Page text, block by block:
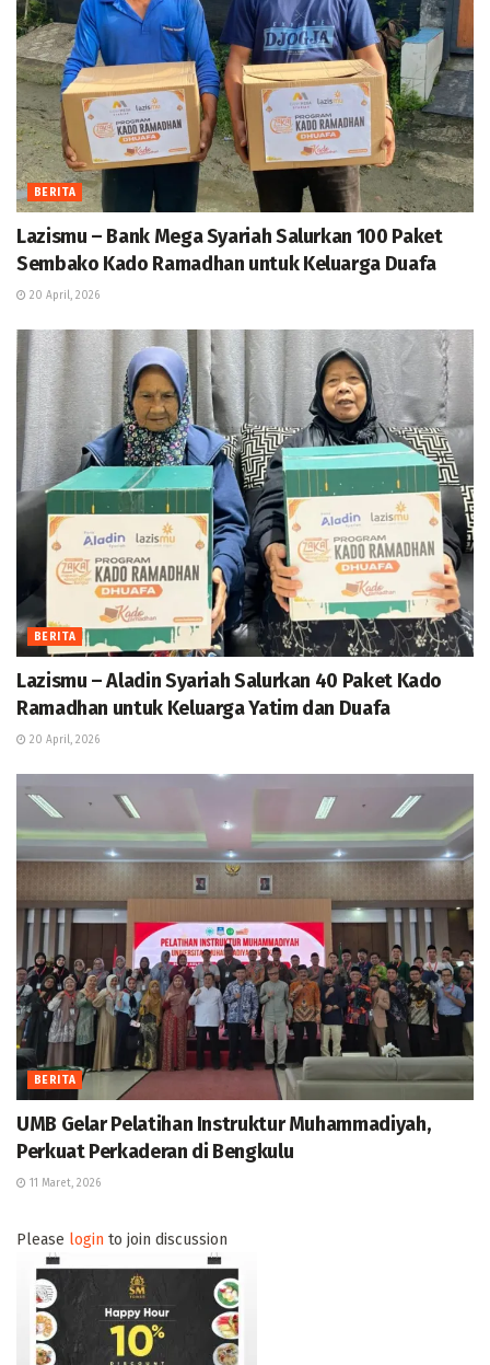
BERITA
Lazismu – Bank Mega Syariah Salurkan 100 Paket
Sembako Kado Ramadhan untuk Keluarga Duafa
20 April, 2026
BERITA
Lazismu – Aladin Syariah Salurkan 40 Paket Kado
Ramadhan untuk Keluarga Yatim dan Duafa
20 April, 2026
BERITA
UMB Gelar Pelatihan Instruktur Muhammadiyah,
Perkuat Perkaderan di Bengkulu
11 Maret, 2026
Please login to join discussion